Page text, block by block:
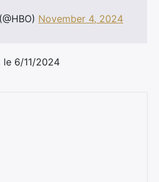
November 4, 2024
6/11/2024